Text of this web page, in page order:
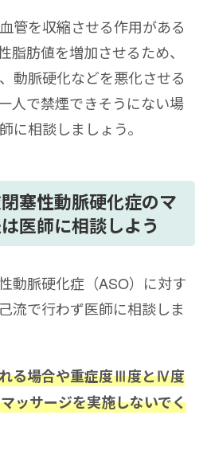
管を収縮させる作用がある
脂肪値を増加させるため、
動脈硬化などを悪化させる
人で禁煙できそうにない場
に相談しましょう。
塞性動脈硬化症のマ
医師に相談しよう
動脈硬化症（ASO）に対す
流で行わず医師に相談しま
る場合や重症度Ⅲ度とⅣ度
ッサージを実施しないでく